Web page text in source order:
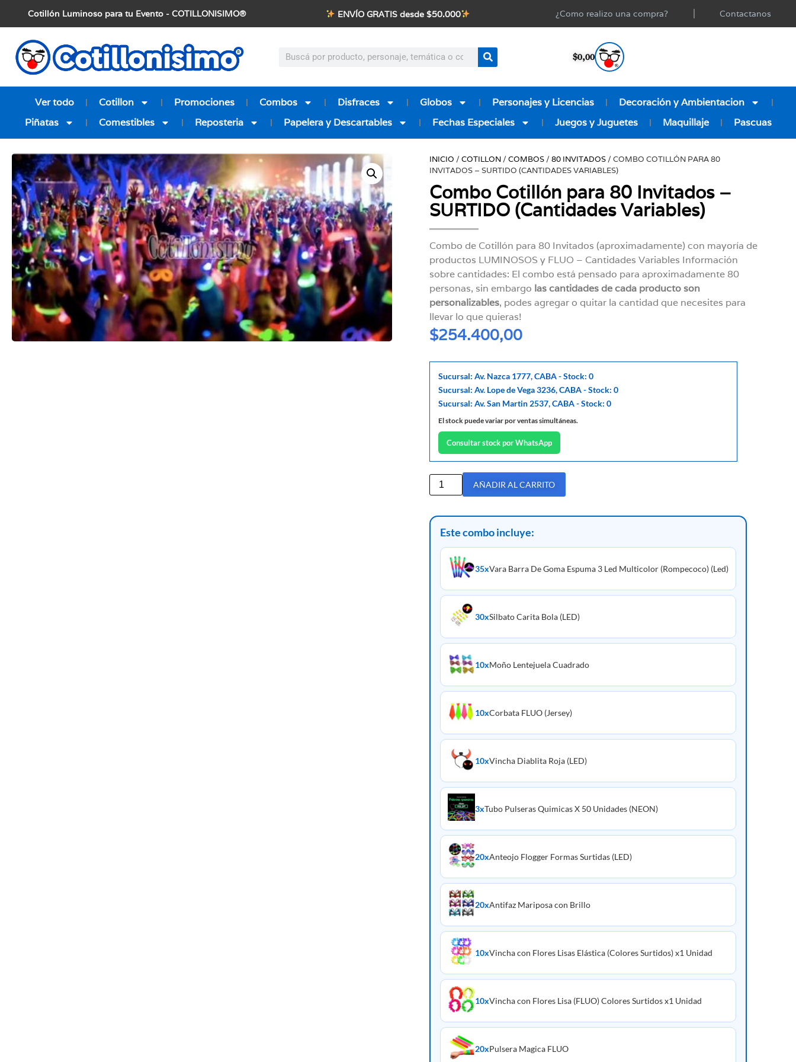
Cotillón Luminoso para tu Evento - COTILLONISIMO® ENVÍO GRATIS desde $50.000 ¿Como realizo una compra? Contactanos
$0,00
Ver todo Cotillon Promociones Combos Disfraces Globos Personajes y Licencias
Decoración y Ambientacion
Piñatas
Comestibles Reposteria Papelera y Descartables Fechas Especiales Juegos y Juguetes Maquillaje Pascuas
INICIO /COTILLON/COMBOS/80 INVITADOS/ COMBO COTILLÓN PARA 80
INVITADOS – SURTIDO (CANTIDADES VARIABLES)
Combo Cotillón para 80 Invitados –
SURTIDO (Cantidades Variables)
Combo de Cotillón para 80 Invitados (aproximadamente) con mayoría de
productos LUMINOSOS y FLUO – Cantidades Variables Información
sobre cantidades: El combo está pensado para aproximadamente 80
personas, sin embargo las cantidades de cada producto son
personalizables, podes agregar o quitar la cantidad que necesites para
llevar lo que quieras!
$254.400,00
Sucursal: Av. Nazca 1777, CABA - Stock: 0
Sucursal: Av. Lope de Vega 3236, CABA - Stock: 0
Sucursal: Av. San Martin 2537, CABA - Stock: 0
El stock puede variar por ventas simultáneas.
Consultar stock por WhatsApp
AÑADIR AL CARRITO
Este combo incluye:
35xVara Barra De Goma Espuma 3 Led Multicolor (Rompecoco) (Led)
30xSilbato Carita Bola (LED)
10xMoño Lentejuela Cuadrado
10xCorbata FLUO (Jersey)
10xVincha Diablita Roja (LED)
3xTubo Pulseras Quimicas X 50 Unidades (NEON)
20xAnteojo Flogger Formas Surtidas (LED)
20xAntifaz Mariposa con Brillo
10xVincha con Flores Lisas Elástica (Colores Surtidos) x1 Unidad
10xVincha con Flores Lisa (FLUO) Colores Surtidos x1 Unidad
20xPulsera Magica FLUO